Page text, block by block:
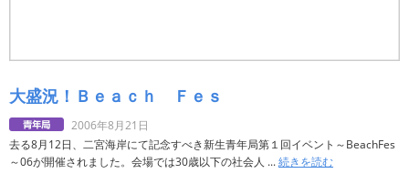
大盛況！Ｂｅａｃｈ Ｆｅｓ
2006年8月21日
去る8月12日、二宮海岸にて記念すべき新生青年局第１回イベント～BeachFes
～06が開催されました。会場では30歳以下の社会人 ...続きを読む